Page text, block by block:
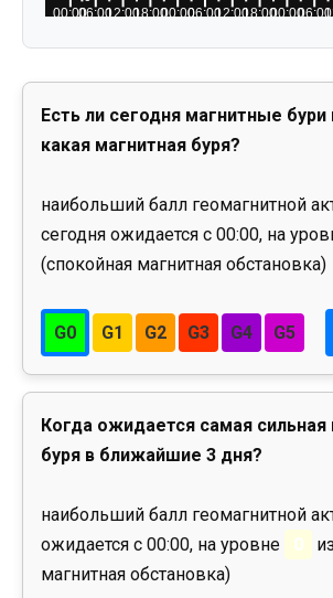
Есть ли сегодня магнитные
какая магнитная буря?
наибольший балл геомагнитной
сегодня ожидается с 00:00, на
(спокойная магнитная обстановка)
G0 G1 G2 G3 G4 G5
Когда ожидается самая сильная
буря в ближайшие 3 дня?
наибольший балл геомагнитной
ожидается с 00:00, на уровне
0
магнитная обстановка)